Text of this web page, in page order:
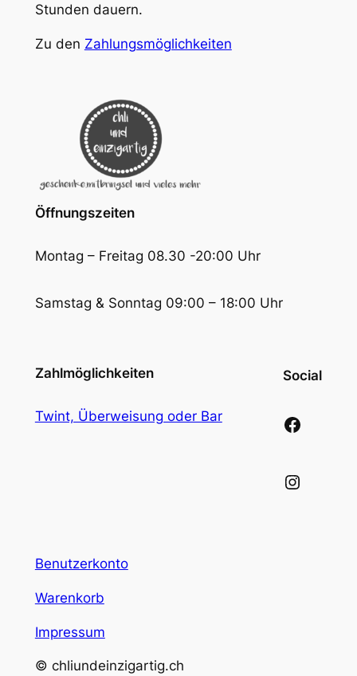
Stunden dauern.
Zu den Zahlungsmöglichkeiten
Öffnungszeiten
Montag – Freitag 08.30 -20:00 Uhr
Samstag & Sonntag 09:00 – 18:00 Uhr
Zahlmöglichkeiten
Twint, Überweisung oder Bar
Social
Facebook
Instagram
Benutzerkonto
Warenkorb
Impressum
© chliundeinzigartig.ch